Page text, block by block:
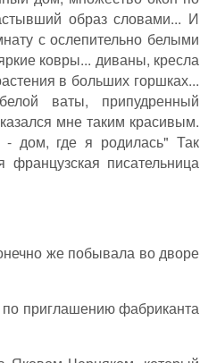
образ словами... И
с ослепительно белыми
ковры... диваны, кресла
в больших горшках...
ваты, припудренный
мне таким красивым.
дом, где я родилась" Так
писательница
же побывала во дворе
приглашению фабриканта